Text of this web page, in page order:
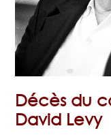
Décès du
David Levy